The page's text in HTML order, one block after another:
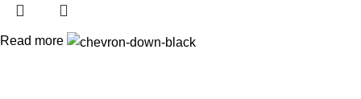
Read more